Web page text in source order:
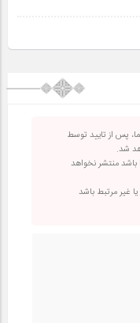
پس از تایید توسط
شد.
باشد منتشر نخواهد
غیر مرتبط باشد